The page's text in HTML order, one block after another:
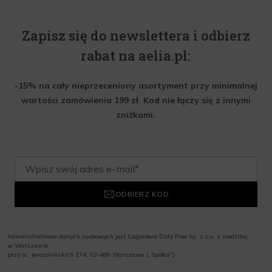
Zapisz się do newslettera i odbierz
rabat na aelia.pl:
-15% na cały nieprzeceniony asortyment przy minimalnej
wartości zamówienia 199 zł. Kod nie łączy się z innymi
zniżkami.
ODBIERZ KOD
Administratorem danych osobowych jest Lagardere Duty Free Sp. z o.o. z siedzibą
w Warszawie,
przy al. Jerozolimskich 174, 02-486 Warszawa („Spółka”)